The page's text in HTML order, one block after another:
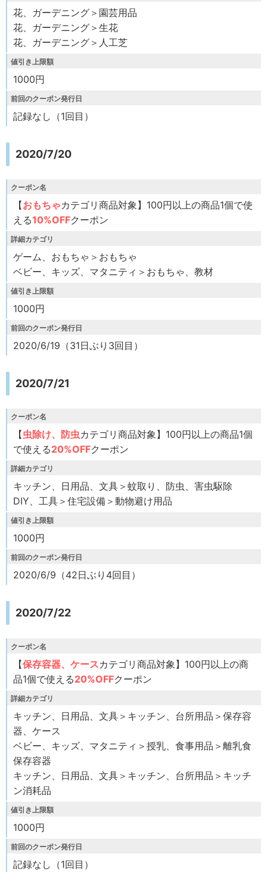
花、ガーデニング＞園芸用品
花、ガーデニング＞生花
花、ガーデニング＞人工芝
値引き上限額
1000円
前回のクーポン発行日
記録なし（1回目）
2020/7/20
クーポン名
【おもちゃカテゴリ商品対象】100円以上の商品1個で使
える10%OFFクーポン
詳細カテゴリ
ゲーム、おもちゃ＞おもちゃ
ベビー、キッズ、マタニティ＞おもちゃ、教材
値引き上限額
1000円
前回のクーポン発行日
2020/6/19（31日ぶり3回目）
2020/7/21
クーポン名
【虫除け、防虫カテゴリ商品対象】100円以上の商品1個
で使える20%OFFクーポン
詳細カテゴリ
キッチン、日用品、文具＞蚊取り、防虫、害虫駆除
DIY、工具＞住宅設備＞動物避け用品
値引き上限額
1000円
前回のクーポン発行日
2020/6/9（42日ぶり4回目）
2020/7/22
クーポン名
【保存容器、ケースカテゴリ商品対象】100円以上の商
品1個で使える20%OFFクーポン
詳細カテゴリ
キッチン、日用品、文具＞キッチン、台所用品＞保存容
器、ケース
ベビー、キッズ、マタニティ＞授乳、食事用品＞離乳食
保存容器
キッチン、日用品、文具＞キッチン、台所用品＞キッチ
ン消耗品
値引き上限額
1000円
前回のクーポン発行日
記録なし（1回目）